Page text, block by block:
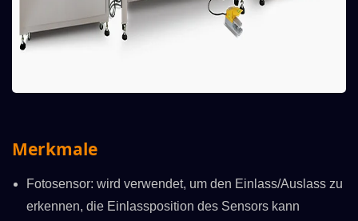
Merkmale
Fotosensor: wird verwendet, um den Einlass/Auslass zu
erkennen, die Einlassposition des Sensors kann